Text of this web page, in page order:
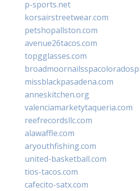
p-sports.net
korsairstreetwear.com
petshopallston.com
avenue26tacos.com
topgglasses.com
missblackpasadena.com
anneskitchen.org
valenciamarketytaqueria.com
reefrecordsllc.com
alawaffle.com
aryouthfishing.com
united-basketball.com
tios-tacos.com
cafecito-satx.com